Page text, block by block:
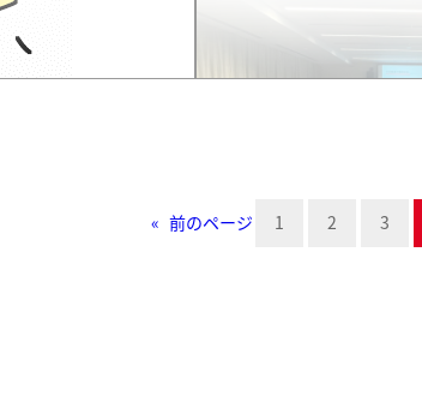
« 前のページ 1 2 3